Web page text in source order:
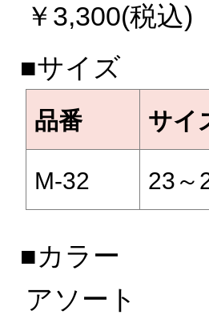
￥3,300(税込)
■サイズ
品番 サイ
M-32 23～
■カラー
アソート